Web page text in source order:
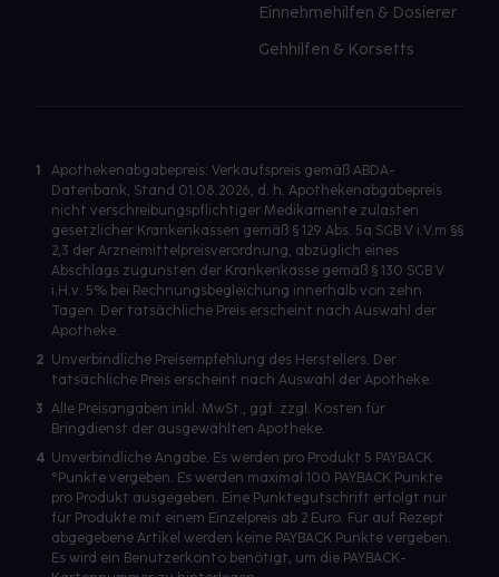
Einnehmehilfen & Dosierer
Gehhilfen & Korsetts
1
Apothekenabgabepreis: Verkaufspreis gemäß ABDA-
Datenbank, Stand 01.08.2026, d. h. Apothekenabgabepreis
nicht verschreibungspflichtiger Medikamente zulasten
gesetzlicher Krankenkassen gemäß § 129 Abs. 5a SGB V i.V.m §§
2,3 der Arzneimittelpreisverordnung, abzüglich eines
Abschlags zugunsten der Krankenkasse gemäß § 130 SGB V
i.H.v. 5% bei Rechnungsbegleichung innerhalb von zehn
Tagen. Der tatsächliche Preis erscheint nach Auswahl der
Apotheke.
2 Unverbindliche Preisempfehlung des Herstellers. Der
tatsächliche Preis erscheint nach Auswahl der Apotheke.
3 Alle Preisangaben inkl. MwSt., ggf. zzgl. Kosten für
Bringdienst der ausgewählten Apotheke.
4 Unverbindliche Angabe. Es werden pro Produkt 5 PAYBACK
°Punkte vergeben. Es werden maximal 100 PAYBACK Punkte
pro Produkt ausgegeben. Eine Punktegutschrift erfolgt nur
für Produkte mit einem Einzelpreis ab 2 Euro. Für auf Rezept
abgegebene Artikel werden keine PAYBACK Punkte vergeben.
Es wird ein Benutzerkonto benötigt, um die PAYBACK-